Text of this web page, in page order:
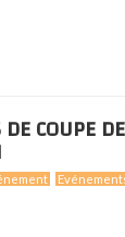
COUPE